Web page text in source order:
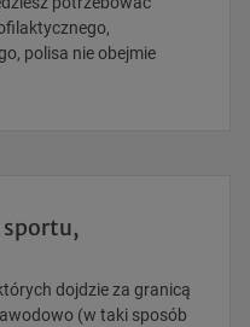
polisa nie obejmie
sportu,
dojdzie za granicą
(w taki sposób